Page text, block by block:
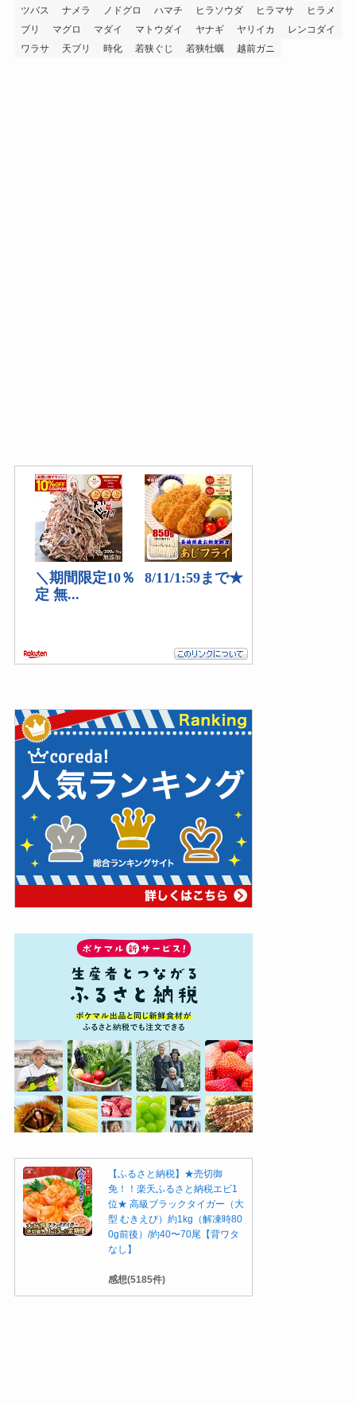
ツバス ナメラ ノドグロ ハマチ ヒラソウダ ヒラマサ
ヒラメ
ブリ
マグロ マダイ マトウダイ ヤナギ ヤリイカ
レンコダイ
ワラサ
天ブリ 時化 若狭ぐじ 若狭牡蠣 越前ガニ
【ふるさと納税】★売切御
免！！楽天ふるさと納税エビ1
位★ 高級ブラックタイガー（大
型 むきえび）約1kg（解凍時80
0g前後）/約40〜70尾【背ワタ
なし】
感想(5185件)